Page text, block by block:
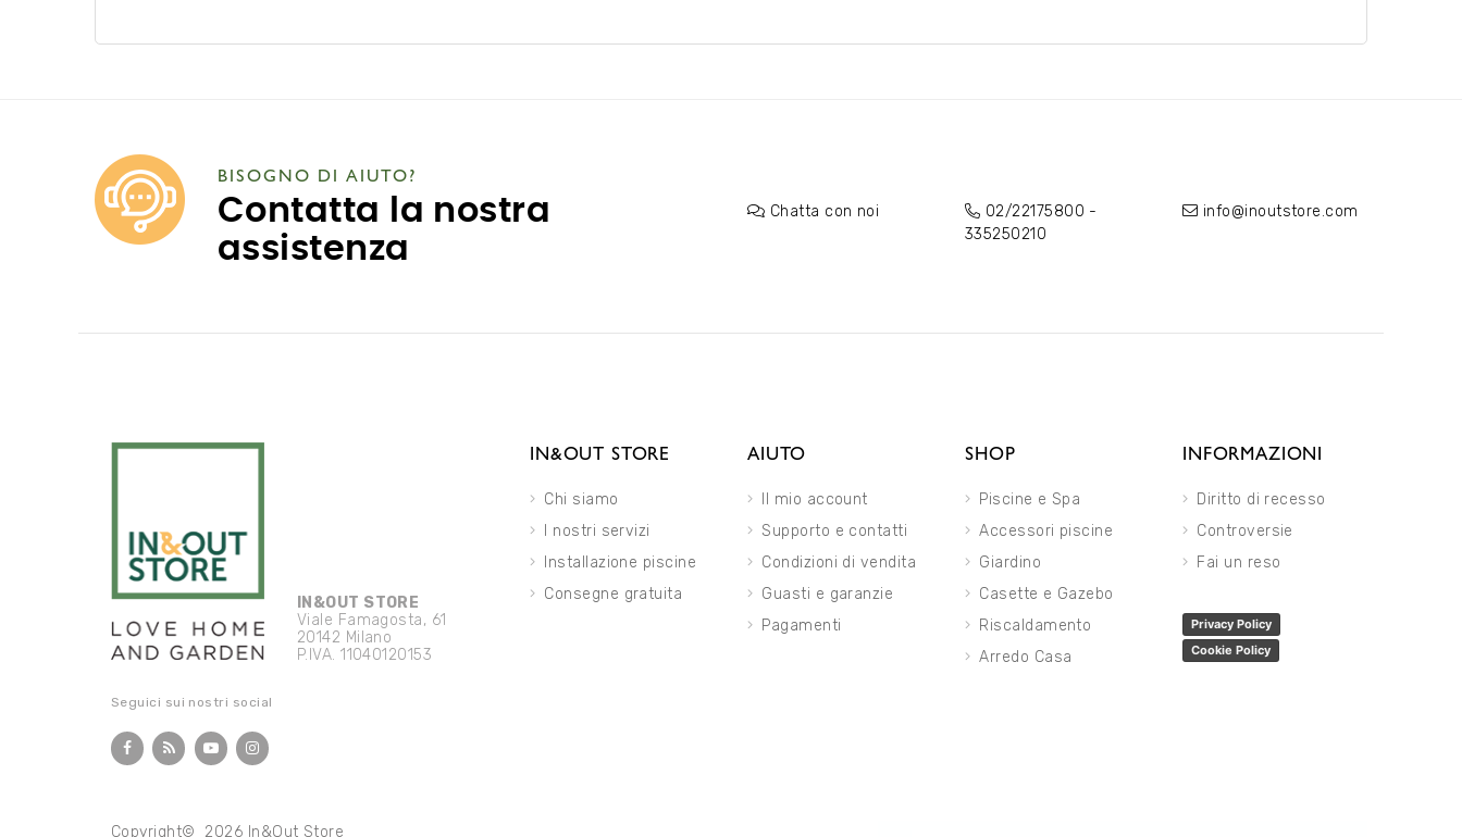
BISOGNO DI AIUTO?
Contatta la nostra
assistenza
Chatta con noi 02/22175800 -
335250210
info@inoutstore.com
IN&OUT STORE
Viale Famagosta, 61
20142 Milano
P.IVA. 11040120153
Seguici sui nostri social
IN&OUT STORE
Chi siamo
I nostri servizi
Installazione piscine
Consegne gratuita
AIUTO
Il mio account
Supporto e contatti
Condizioni di vendita
Guasti e garanzie
Pagamenti
SHOP
Piscine e Spa
Accessori piscine
Giardino
Casette e Gazebo
Riscaldamento
Arredo Casa
INFORMAZIONI
Diritto di recesso
Controversie
Fai un reso
Privacy Policy
Cookie Policy
Copyright© 2026 In&Out Store